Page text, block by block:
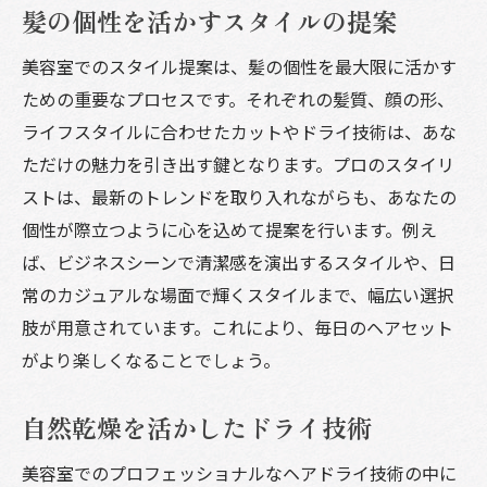
髪の個性を活かすスタイルの提案
美容室でのスタイル提案は、髪の個性を最大限に活かす
ための重要なプロセスです。それぞれの髪質、顔の形、
ライフスタイルに合わせたカットやドライ技術は、あな
ただけの魅力を引き出す鍵となります。プロのスタイリ
ストは、最新のトレンドを取り入れながらも、あなたの
個性が際立つように心を込めて提案を行います。例え
ば、ビジネスシーンで清潔感を演出するスタイルや、日
常のカジュアルな場面で輝くスタイルまで、幅広い選択
肢が用意されています。これにより、毎日のヘアセット
がより楽しくなることでしょう。
自然乾燥を活かしたドライ技術
美容室でのプロフェッショナルなヘアドライ技術の中に